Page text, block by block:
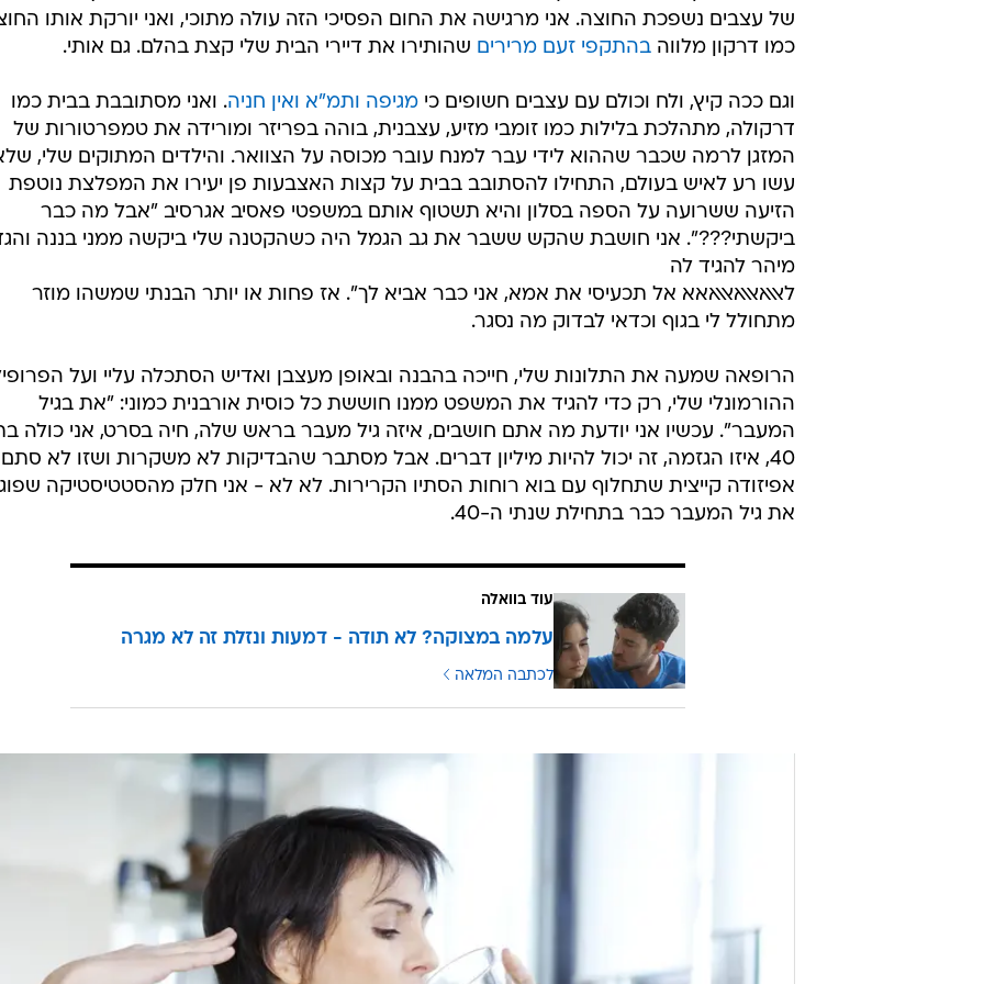
של עצבים נשפכת החוצה. אני מרגישה את החום הפסיכי הזה עולה מתוכי, ואני יורקת אותו
כמו דרקון מלווה בהתקפי זעם מרירים שהותירו את דיירי הבית שלי קצת בהלם. גם אותי.
וגם ככה קיץ, ולח וכולם עם עצבים חשופים כי מגיפה ותמ"א ואין חניה. ואני מסתובבת בבית כמו
דרקולה, מתהלכת בלילות כמו זומבי מזיע, עצבנית, בוהה בפריזר ומורידה את טמפרטורות של
המזגן לרמה שכבר שההוא לידי עבר למנח עובר מכוסה על הצוואר. והילדים המתוקים שלי,
עשו רע לאיש בעולם, התחילו להסתובב בבית על קצות האצבעות פן יעירו את המפלצת נוטפת
הזיעה ששרועה על הספה בסלון והיא תשטוף אותם במשפטי פאסיב אגרסיב "אבל מה כבר
ביקשתי???". אני חושבת שהקש ששבר את גב הגמל היה כשהקטנה שלי ביקשה ממני בננה
מיהר להגיד לה
לאאאאאאאאאאא אל תכעיסי את אמא, אני כבר אביא לך". אז פחות או יותר הבנתי שמשהו מוזר
מתחולל לי בגוף וכדאי לבדוק מה נסגר.
הרופאה שמעה את התלונות שלי, חייכה בהבנה ובאופן מעצבן ואדיש הסתכלה עליי ועל
ההורמונלי שלי, רק כדי להגיד את המשפט ממנו חוששת כל כוסית אורבנית כמוני: "את בגיל
המעבר". עכשיו אני יודעת מה אתם חושבים, איזה גיל מעבר בראש שלה, חיה בסרט, אני כולה
40, איזו הגזמה, זה יכול להיות מיליון דברים. אבל מסתבר שהבדיקות לא משקרות ושזו לא סתם
אפיזודה קייצית שתחלוף עם בוא רוחות הסתיו הקרירות. לא לא - אני חלק מהסטטיסטיקה
את גיל המעבר כבר בתחילת שנתי ה-40.
עוד בוואלה
עלמה במצוקה? לא תודה - דמעות ונזלת זה לא מגרה
לכתבה המלאה